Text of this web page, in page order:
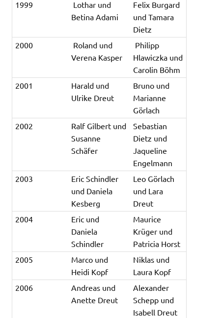
1999
Lothar und
Betina Adami
Felix Burgard
und Tamara
Dietz
2000
Roland und
Verena Kasper
Philipp
Hlawiczka und
Carolin Böhm
2001
Harald und
Ulrike Dreut
Bruno und
Marianne
Görlach
2002
Ralf Gilbert und
Susanne
Schäfer
Sebastian
Dietz und
Jaqueline
Engelmann
2003
Eric Schindler
und Daniela
Kesberg
Leo Görlach
und Lara
Dreut
2004
Eric und
Daniela
Schindler
Maurice
Krüger und
Patricia Horst
2005
Marco und
Heidi Kopf
Niklas und
Laura Kopf
2006
Andreas und
Anette Dreut
Alexander
Schepp und
Isabell Dreut